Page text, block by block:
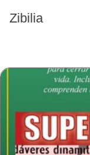
Zibilia